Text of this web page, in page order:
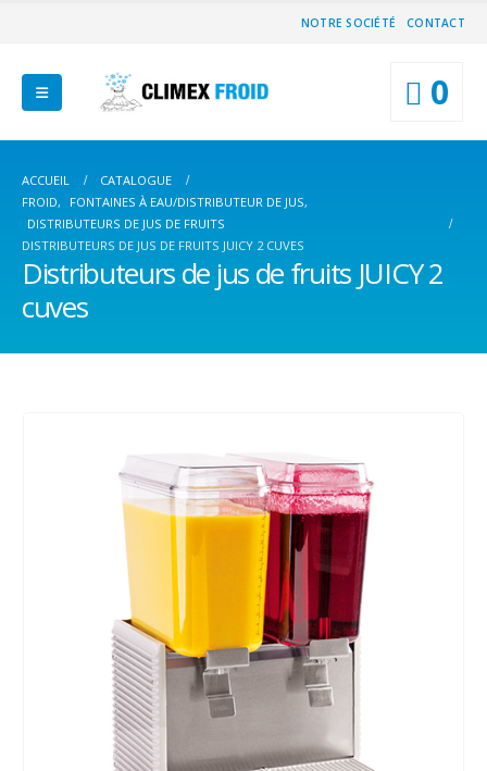
NOTRE SOCIÉTÉ CONTACT
0
ACCUEIL
CATALOGUE
FROID, FONTAINES À EAU/DISTRIBUTEUR DE JUS,
DISTRIBUTEURS DE JUS DE FRUITS
DISTRIBUTEURS DE JUS DE FRUITS JUICY 2 CUVES
Distributeurs de jus de fruits JUICY 2
cuves